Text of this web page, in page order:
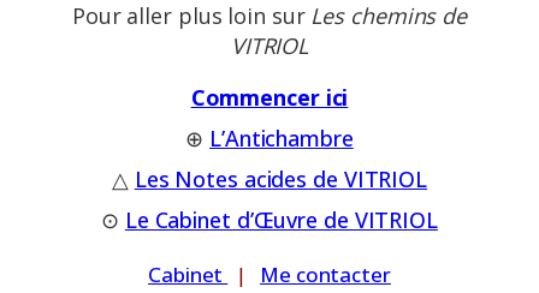
Pour aller plus loin sur Les chemins de
VITRIOL
Commencer ici
⊕ L’Antichambre
△ Les Notes acides de VITRIOL
⊙ Le Cabinet d’Œuvre de VITRIOL
Cabinet |
Me contacter